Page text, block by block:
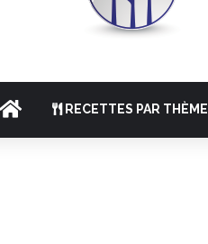
ACCUEILRECETTES PAR THÈME